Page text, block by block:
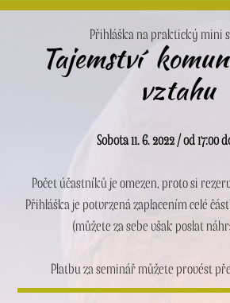
Přihláška na praktický mini
Tajemství
vztahu
Sobota 11. 6. 2022 / od 17:00
Počet účastníků je omezen, proto si
Přihláška je potvrzená zaplacením celé
(můžete za sebe však poslat
Platbu za seminář můžete provést